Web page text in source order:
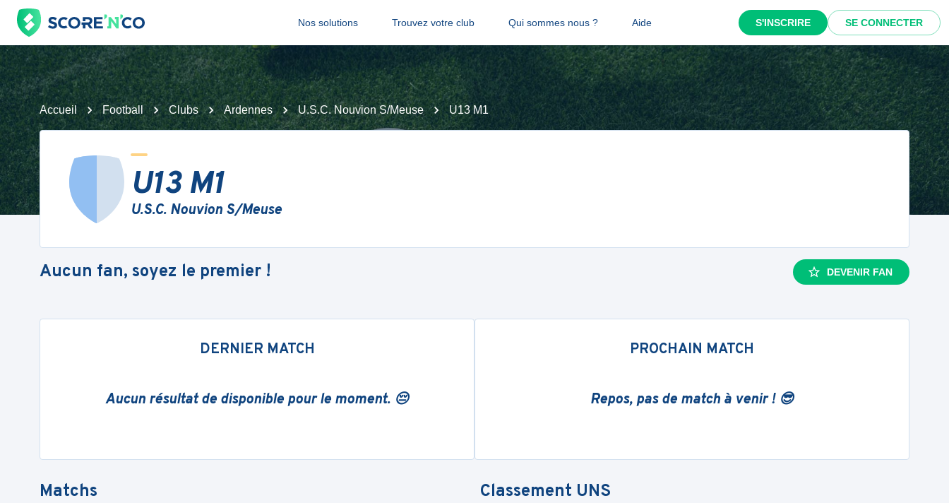
Nos solutions Trouvez votre club Qui sommes nous ? Aide S'INSCRIRE SE CONNECTER
Accueil Football Clubs Ardennes U.S.C. Nouvion S/Meuse U13 M1
U13 M1
U.S.C. Nouvion S/Meuse
Aucun fan, soyez le premier ! DEVENIR FAN
DERNIER MATCH
Aucun résultat de disponible pour le moment. 😔
PROCHAIN MATCH
Repos, pas de match à venir ! 😎
Matchs Classement UNS